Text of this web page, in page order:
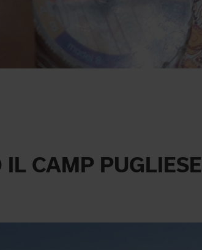
IL CAMP PUGLIESE